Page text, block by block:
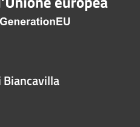
Biancavilla